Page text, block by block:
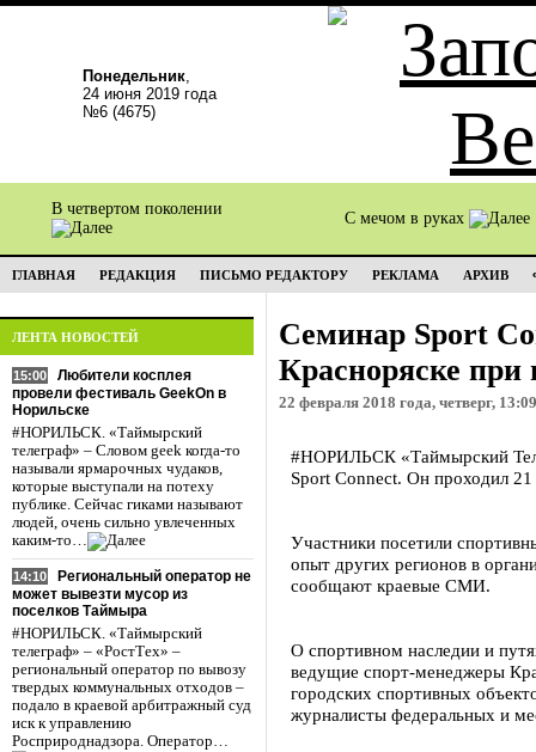
Понедельник,
24 июня 2019 года
№6 (4675)
В четвертом поколении
С мечом в руках
ГЛАВНАЯ РЕДАКЦИЯ ПИСЬМО РЕДАКТОРУ РЕКЛАМА АРХИВ
ЛЕНТА НОВОСТЕЙ
15:00
Любители косплея
провели фестиваль GeekOn в
Норильске
#НОРИЛЬСК. «Таймырский
телеграф» – Словом geek когда-то
называли ярмарочных чудаков,
которые выступали на потеху
публике. Сейчас гиками называют
людей, очень сильно увлеченных
каким-то…
14:10
Региональный оператор не
может вывезти мусор из
поселков Таймыра
#НОРИЛЬСК. «Таймырский
телеграф» – «РостТех» –
региональный оператор по вывозу
твердых коммунальных отходов –
подало в краевой арбитражный суд
иск к управлению
Росприроднадзора. Оператор…
Семинар Sport
Красноряске при
22 февраля 2018 года, четверг, 13:09
#НОРИЛЬСК «Таймырский
Sport Connect. Он проходил
Участники посетили
опыт других регионов в
сообщают краевые СМИ.
О спортивном наследии и
ведущие спорт-менеджеры
городских спортивных
журналисты федеральных и